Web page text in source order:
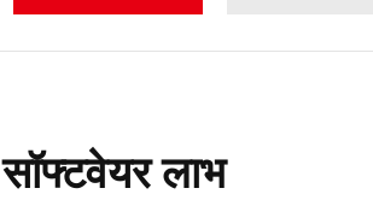
सॉफ्टवेयर लाभ